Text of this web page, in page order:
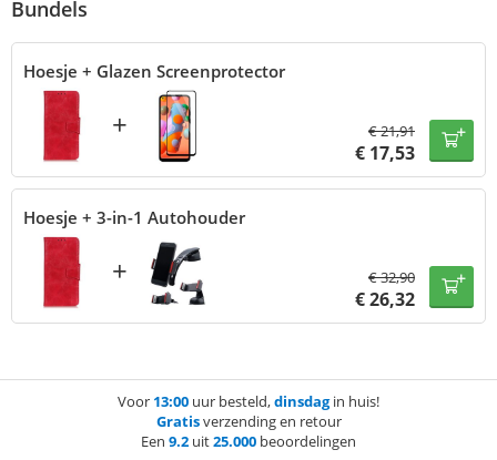
Bundels
Hoesje + Glazen Screenprotector
+ €21,91
€ 17,53
Hoesje + 3-in-1 Autohouder
+ €32,90
€26,32
Voor 13:00 uur besteld,dinsdagin huis!
Gratisverzending en retour
Een 9.2 uit25.000 beoordelingen